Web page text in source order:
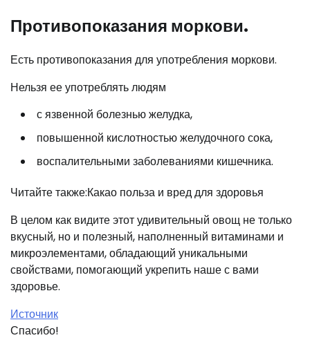
Противопоказания моркови.
Есть противопоказания для употребления моркови.
Нельзя ее употреблять людям
с язвенной болезнью желудка,
повышенной кислотностью желудочного сока,
воспалительными заболеваниями кишечника.
Читайте также:Какао польза и вред для здоровья
В целом как видите этот удивительный овощ не только
вкусный, но и полезный, наполненный витаминами и
микроэлементами, обладающий уникальными
свойствами, помогающий укрепить наше с вами
здоровье.
Источник
Спасибо!